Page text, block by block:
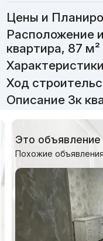
Цены и
Расположение
квартира, 87 м²
Ход
Описание 3к
Это
Похожие